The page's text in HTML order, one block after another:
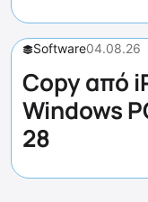
Software04.08.26
Copy από
Windows
28